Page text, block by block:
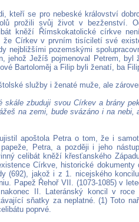
kteří se pro nebeské království
prožili svůj život v bezženství.
kněží Římskokatolické církve
Církev v prvním tisíciletí své
nejbližšími pozemskými
jehož Ježíš pojmenoval Petrem,
Bartoloměj a Filip byli ženatí, ba
služby i ženaté muže, ale
zbuduji svou Církev a brány
na zemi, bude svázáno i na nebi,
apoštola Petra o tom, že i
Petra, a později i jeho
celibát kněží křesťanského
Církve, historické
(692), jakož i z 1. nicejského
Papež Řehoř VII. (1073-1085) v
II. Lateránský koncil v roce
sňatky za neplatné. (1) Toto
poprvé.